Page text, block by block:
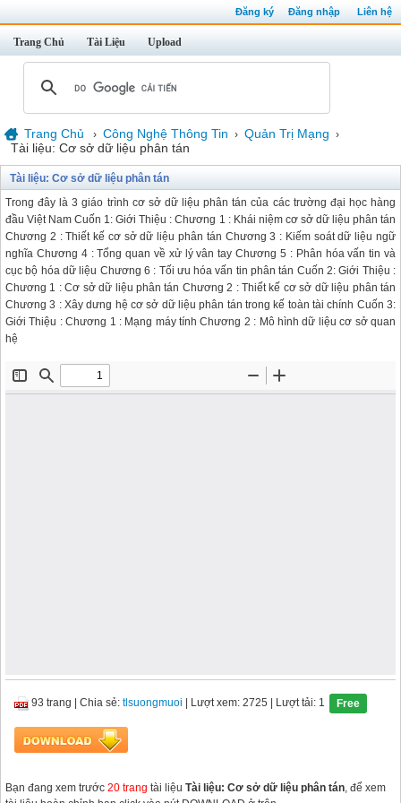
Đăng ký Đăng nhập Liên hệ
Trang Chủ Tài Liệu Upload
Trang Chủ › Công Nghệ Thông Tin › Quản Trị Mạng ›
Tài liệu: Cơ sở dữ liệu phân tán
Tài liệu: Cơ sở dữ liệu phân tán
Trong đây là 3 giáo trình cơ sở dữ liệu phân tán của các trường đại học hàng
đầu Việt Nam Cuốn 1: Giới Thiệu : Chương 1 : Khái niệm cơ sở dữ liệu phân tán
Chương 2 : Thiết kế cơ sở dữ liệu phân tán Chương 3 : Kiếm soát dữ liệu ngữ
nghĩa Chương 4 : Tổng quan về xử lý vân tay Chương 5 : Phân hóa vấn tin và
cục bộ hóa dữ liệu Chương 6 : Tối ưu hóa vấn tin phân tán Cuốn 2: Giới Thiệu :
Chương 1 : Cơ sở dữ liệu phân tán Chương 2 : Thiết kế cơ sở dữ liệu phân tán
Chương 3 : Xây dưng hệ cơ sở dữ liệu phân tán trong kế toàn tài chính Cuốn 3:
Giới Thiệu : Chương 1 : Mạng máy tính Chương 2 : Mô hình dữ liệu cơ sở quan
hệ
93 trang Chia sẻ: tlsuongmuoi | Lượt xem: 2725 | Lượt tải: 1 Free
Bạn đang xem trước 20 trang tài liệu Tài liệu: Cơ sở dữ liệu phân tán, để xem